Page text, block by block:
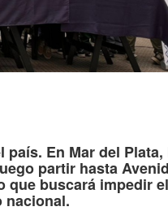
En Mar del
partir hasta
buscará impedir
nacional.